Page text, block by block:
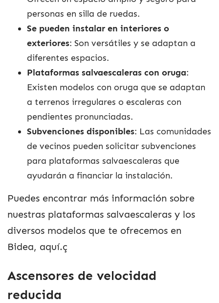
personas en silla de ruedas.
Se pueden instalar en interiores o
exteriores: Son versátiles y se adaptan a
diferentes espacios.
Plataformas salvaescaleras con oruga:
Existen modelos con oruga que se adaptan
a terrenos irregulares o escaleras con
pendientes pronunciadas.
Subvenciones disponibles: Las comunidades
de vecinos pueden solicitar subvenciones
para plataformas salvaescaleras que
ayudarán a financiar la instalación.
Puedes encontrar más información sobre
nuestras plataformas salvaescaleras y los
diversos modelos que te ofrecemos en
Bidea, aquí.ç
Ascensores de velocidad
reducida